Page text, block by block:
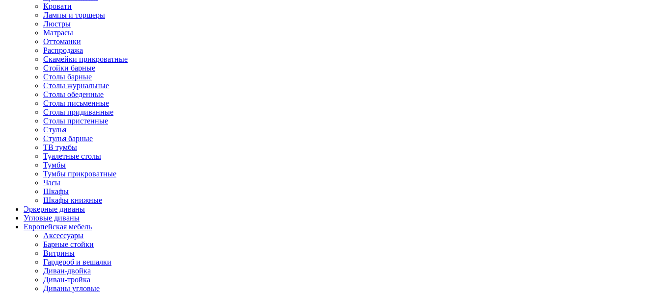
Кровати
Лампы и торшеры
Люстры
Матрасы
Оттоманки
Распродажа
Скамейки прикроватные
Стойки барные
Столы барные
Столы журнальные
Столы обеденные
Столы письменные
Столы придиванные
Столы пристенные
Стулья
Стулья барные
ТВ тумбы
Туалетные столы
Тумбы
Тумбы прикроватные
Часы
Шкафы
Шкафы книжные
Эркерные диваны
Угловые диваны
Европейская мебель
Аксессуары
Барные стойки
Витрины
Гардероб и вешалки
Диван-двойка
Диван-тройка
Диваны угловые